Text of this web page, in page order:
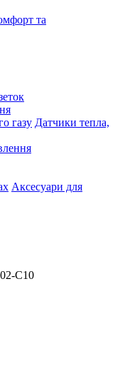
та
Датчики тепла,
Аксесуари для
С10